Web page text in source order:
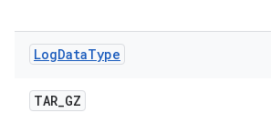
LogDataType
TAR_GZ